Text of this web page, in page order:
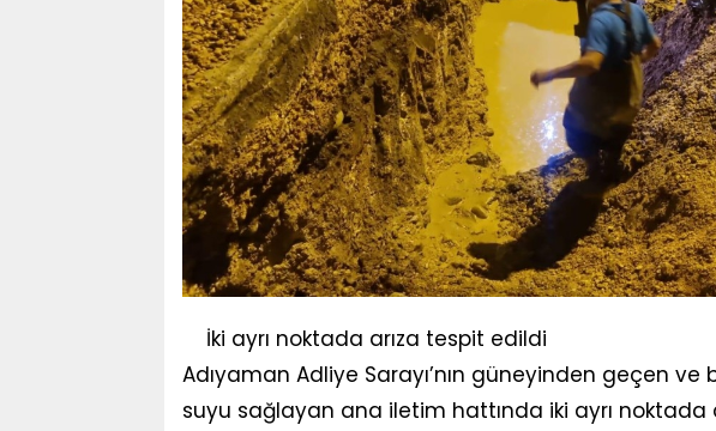
İki ayrı noktada arıza tespit edildi
Adıyaman Adliye Sarayı’nın güneyinden geçen
suyu sağlayan ana iletim hattında iki ayrı noktada